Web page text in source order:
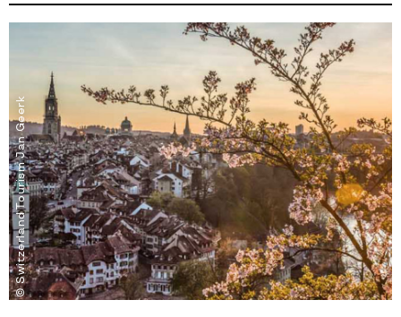
© Switzerland Tourism Jan Geerk